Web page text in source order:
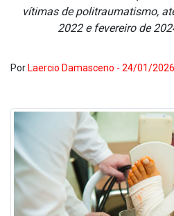
vítimas de politraumatismo,
2022 e fevereiro de
Por Laercio Damasceno - 24/01/2026